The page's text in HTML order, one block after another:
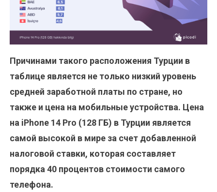
Причинами такого расположения Турции в
таблице является не только низкий уровень
средней заработной платы по стране, но
также и цена на мобильные устройства. Цена
на iPhone 14 Pro (128 ГБ) в Турции является
самой высокой в мире за счет добавленной
налоговой ставки, которая составляет
порядка 40 процентов стоимости самого
телефона.